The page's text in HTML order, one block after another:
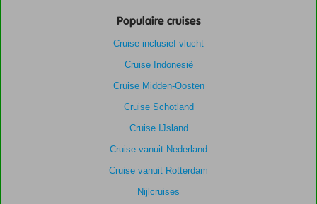
Populaire cruises
Cruise inclusief vlucht
Cruise Indonesië
Cruise Midden-Oosten
Cruise Schotland
Cruise IJsland
Cruise vanuit Nederland
Cruise vanuit Rotterdam
Nijlcruises